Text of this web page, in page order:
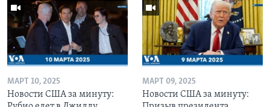
МАРТ 10, 2025
Новости США за минуту:
МАРТ 09, 2025
Новости США за минуту: